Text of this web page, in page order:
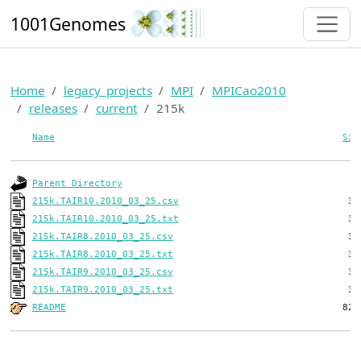
1001Genomes
Home legacy_projects MPI
MPICao2010
releases
current 215k
Name
Parent Directory
215k.TAIR10.2010_03_25.csv
215k.TAIR10.2010_03_25.txt
215k.TAIR8.2010_03_25.csv
215k.TAIR8.2010_03_25.txt
215k.TAIR9.2010_03_25.csv
215k.TAIR9.2010_03_25.txt
README